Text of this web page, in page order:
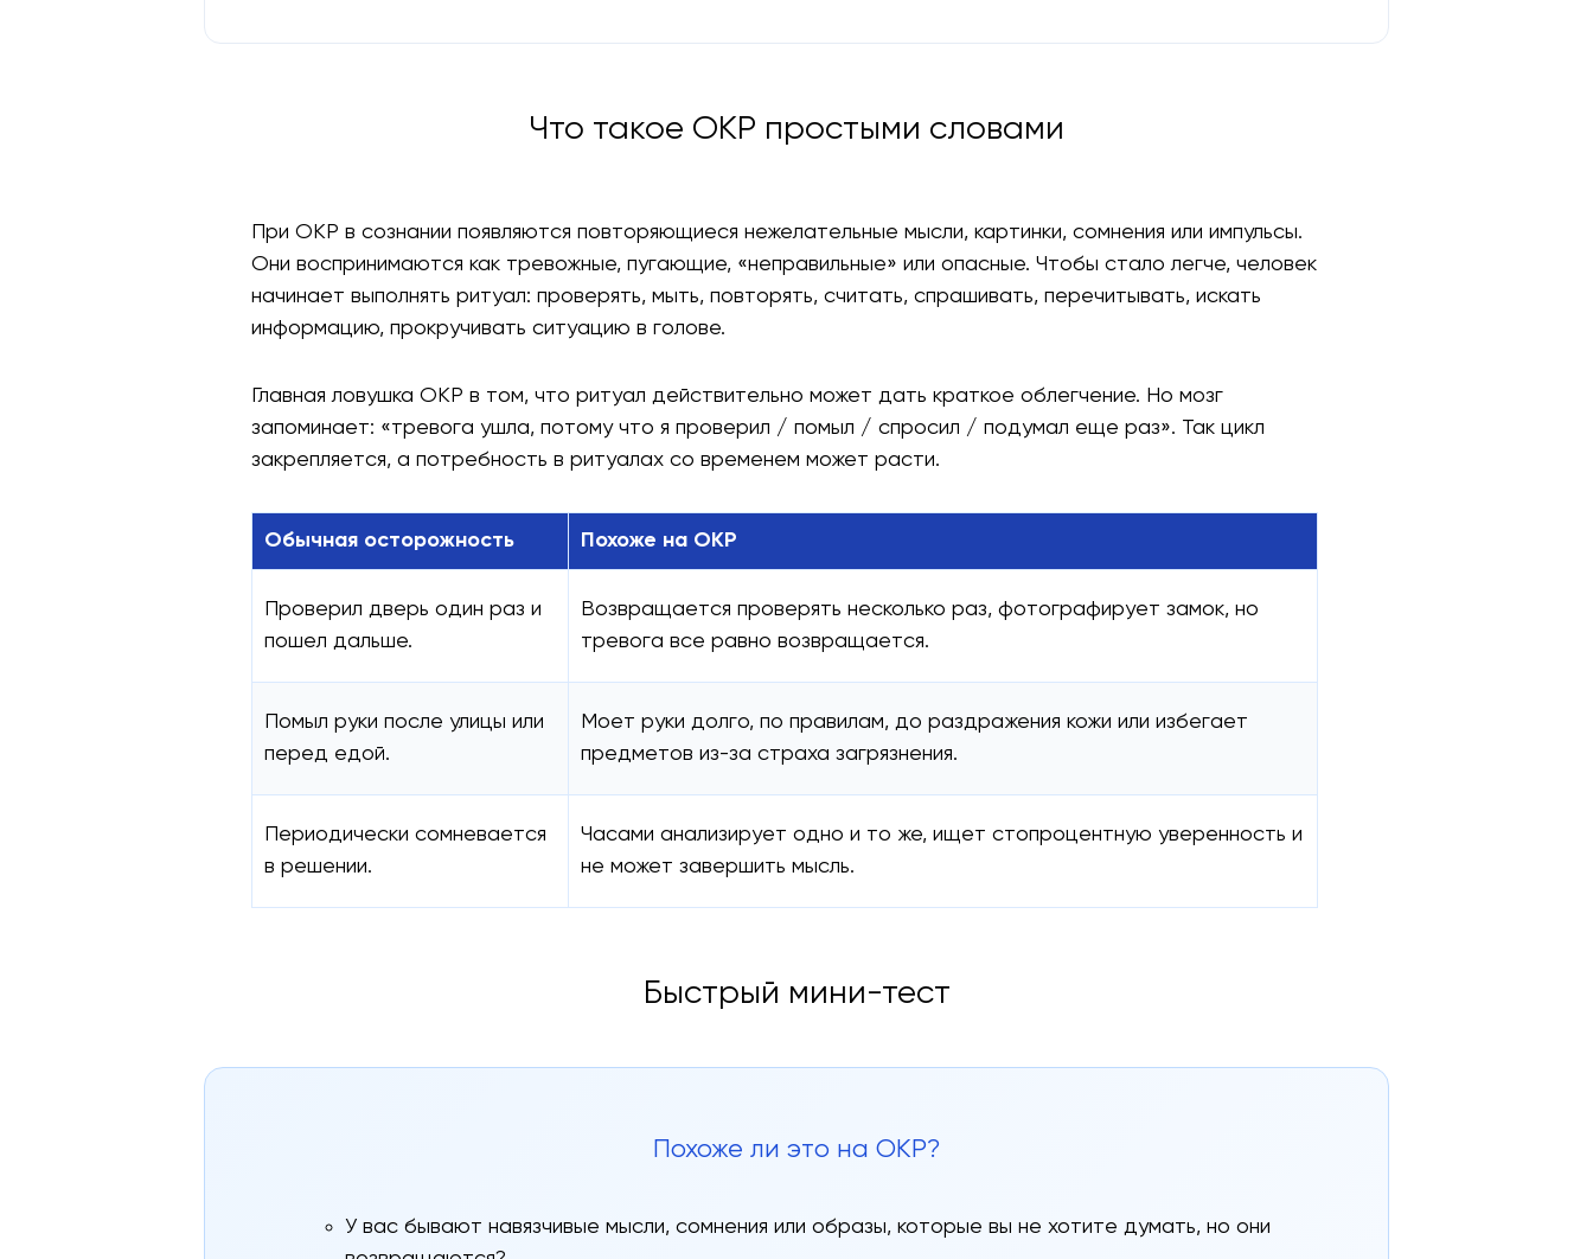
Что такое ОКР простыми словами
При ОКР в сознании появляются повторяющиеся нежелательные мысли, картинки, сомнения или импульсы.
Они воспринимаются как тревожные, пугающие, «неправильные» или опасные. Чтобы стало легче, человек
начинает выполнять ритуал: проверять, мыть, повторять, считать, спрашивать, перечитывать, искать
информацию, прокручивать ситуацию в голове.
Главная ловушка ОКР в том, что ритуал действительно может дать краткое облегчение. Но мозг
запоминает: «тревога ушла, потому что я проверил / помыл / спросил / подумал еще раз». Так цикл
закрепляется, а потребность в ритуалах со временем может расти.
Обычная осторожность Похоже на ОКР
Проверил дверь один раз и
пошел дальше.
Возвращается проверять несколько раз, фотографирует замок, но
тревога все равно возвращается.
Помыл руки после улицы или
перед едой.
Моет руки долго, по правилам, до раздражения кожи или избегает
предметов из-за страха загрязнения.
Периодически сомневается
в решении.
Часами анализирует одно и то же, ищет стопроцентную уверенность и
не может завершить мысль.
Быстрый мини-тест
Похоже ли это на ОКР?
У вас бывают навязчивые мысли, сомнения или образы, которые вы не хотите думать, но они